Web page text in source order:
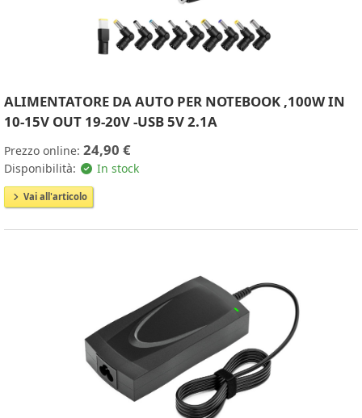
ALIMENTATORE DA AUTO PER NOTEBOOK ,100W IN
10-15V OUT 19-20V -USB 5V 2.1A
Prezzo online: 24,90 €
Disponibilità: In stock
Vai all'articolo